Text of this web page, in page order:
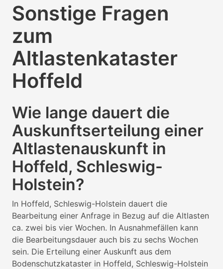
Sonstige Fragen
zum
Altlastenkataster
Hoffeld
Wie lange dauert die
Auskunftserteilung einer
Altlastenauskunft in
Hoffeld, Schleswig-
Holstein?
In Hoffeld, Schleswig-Holstein dauert die
Bearbeitung einer Anfrage in Bezug auf die Altlasten
ca. zwei bis vier Wochen. In Ausnahmefällen kann
die Bearbeitungsdauer auch bis zu sechs Wochen
sein. Die Erteilung einer Auskunft aus dem
Bodenschutzkataster in Hoffeld, Schleswig-Holstein